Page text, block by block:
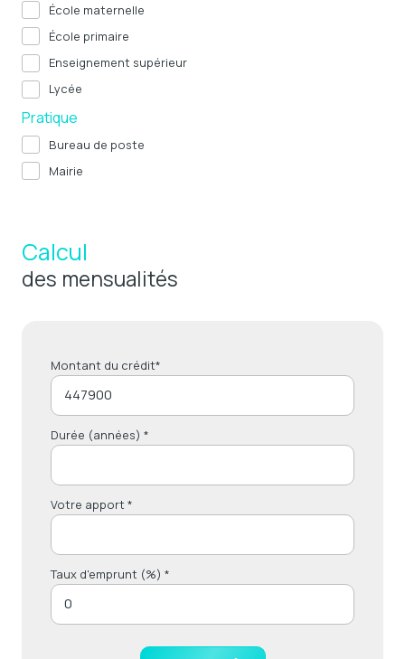
École maternelle
École primaire
Enseignement supérieur
Lycée
Pratique
Bureau de poste
Mairie
Calcul
des mensualités
Montant du crédit*
Durée (années) *
Votre apport *
Taux d'emprunt (%) *